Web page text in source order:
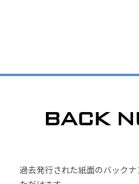
過去発行された紙面のバック